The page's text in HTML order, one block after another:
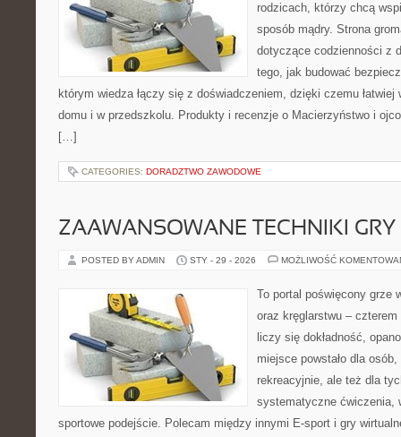
rodzicach, którzy chcą
sposób mądry. Strona
dotyczące codzienności z
tego, jak budować
którym wiedza łączy się z doświadczeniem, dzięki czemu łatwiej
domu i w przedszkolu. Produkty i recenzje o Macierzyństwo i
[…]
CATEGORIES: DORADZTWO ZAWODOWE
ZAAWANSOWANE TECHNIKI GRY
POSTED BY ADMIN STY - 29 - 2026 MOŻLIWOŚĆ
To portal poświęcony grze
oraz kręglarstwu –
liczy się dokładność,
miejsce powstało dla
rekreacyjnie, ale też dla
systematyczne ćwiczenia,
sportowe podejście. Polecam między innymi E-sport i gry